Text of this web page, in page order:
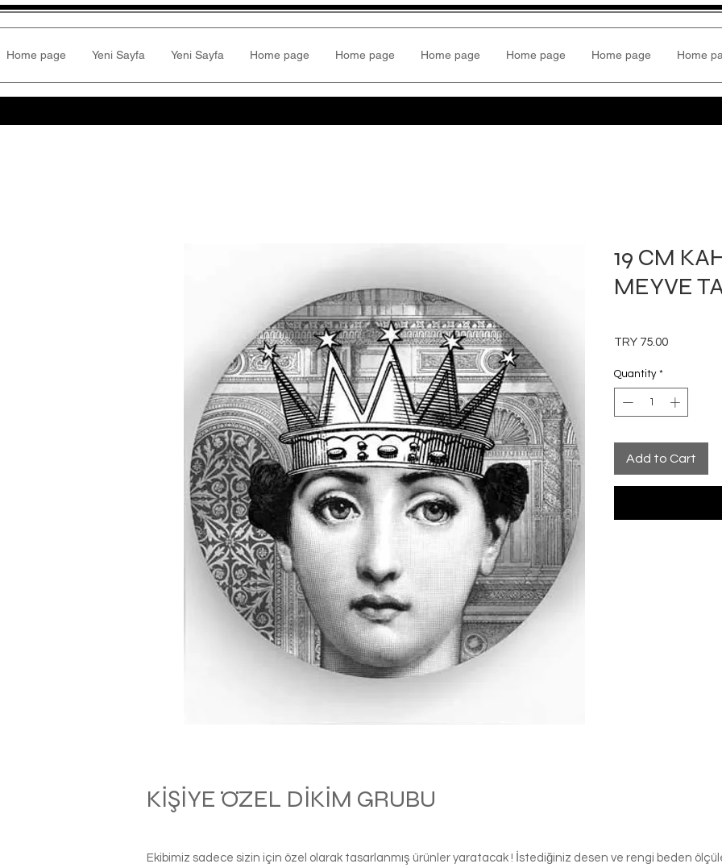
Home page Yeni Sayfa Yeni Sayfa Home page Home page Home page Home page Home page Home
19 CM
MEYVE
TRY 75.00Price
Quantity *
Add to Cart
KİŞİYE ÖZEL DİKİM GRUBU
Ekibimiz sadece sizin için özel olarak tasarlanmış ürünler yaratacak ! İstediğiniz desen ve rengi beden